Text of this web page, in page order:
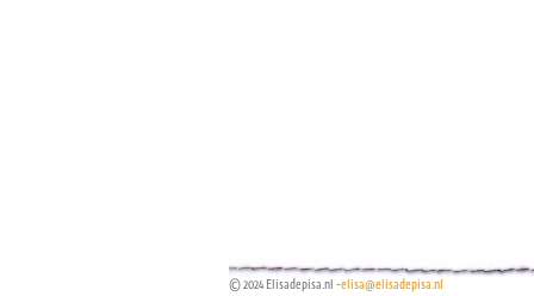
© 2024 Elisadepisa.nl -elisa@elisadepisa.nl